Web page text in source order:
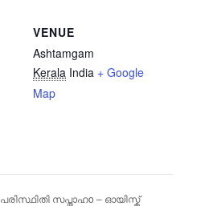
VENUE
Ashtamgam
Kerala India + Google
Map
പരിസ്ഥിതി സപ്താഹo – ഓയിസ്ക്